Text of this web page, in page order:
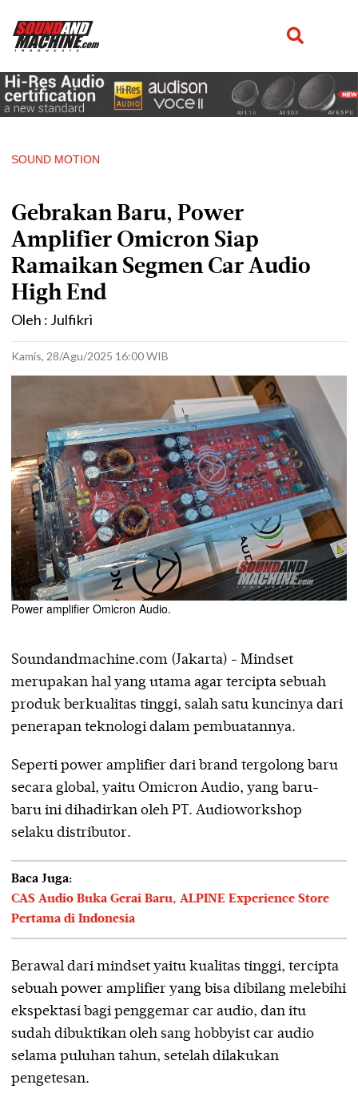
SOUND MOTION
Gebrakan Baru, Power
Amplifier Omicron Siap
Ramaikan Segmen Car Audio
High End
Oleh : Julfikri
Kamis, 28/Agu/2025 16:00 WIB
Power amplifier Omicron Audio.
Soundandmachine.com (Jakarta) - Mindset
merupakan hal yang utama agar tercipta sebuah
produk berkualitas tinggi, salah satu kuncinya dari
penerapan teknologi dalam pembuatannya.
Seperti power amplifier dari brand tergolong baru
secara global, yaitu Omicron Audio, yang baru-
baru ini dihadirkan oleh PT. Audioworkshop
selaku distributor.
Baca Juga:
CAS Audio Buka Gerai Baru, ALPINE Experience Store
Pertama di Indonesia
Berawal dari mindset yaitu kualitas tinggi, tercipta
sebuah power amplifier yang bisa dibilang melebihi
ekspektasi bagi penggemar car audio, dan itu
sudah dibuktikan oleh sang hobbyist car audio
selama puluhan tahun, setelah dilakukan
pengetesan.